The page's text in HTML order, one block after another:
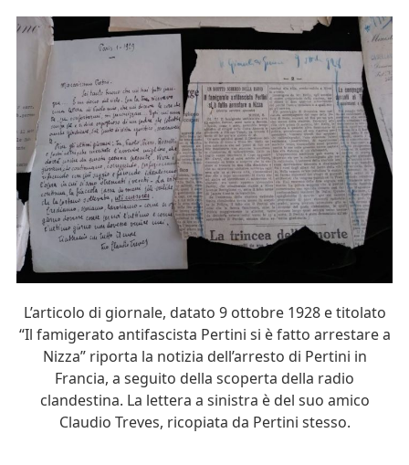
L’articolo di giornale, datato 9 ottobre 1928 e titolato
“Il famigerato antifascista Pertini si è fatto arrestare a
Nizza” riporta la notizia dell’arresto di Pertini in
Francia, a seguito della scoperta della radio
clandestina. La lettera a sinistra è del suo amico
Claudio Treves, ricopiata da Pertini stesso.